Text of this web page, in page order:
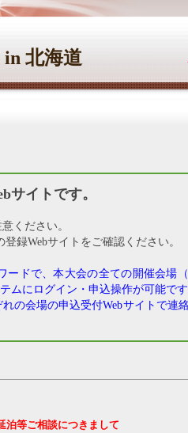
in 北海道
サイトです。
ください。
録Webサイトをご確認ください。
ドで、本大会の全ての開催会場
ムにログイン・申込操作が可能です
の会場の申込受付Webサイトで連
泊等ご相談につきまして